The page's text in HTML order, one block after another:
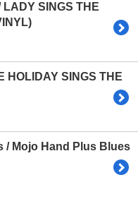
LADY SINGS THE
HOLIDAY SINGS THE
/ Mojo Hand Plus Blues